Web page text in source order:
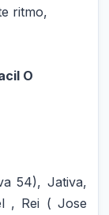
ritmo,
O
54), Jativa,
, Rei ( Jose